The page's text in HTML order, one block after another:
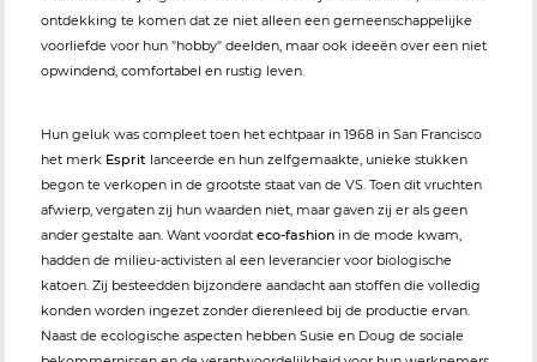
ontdekking te komen dat ze niet alleen een gemeenschappelijke
voorliefde voor hun "hobby" deelden, maar ook ideeën over een niet
opwindend, comfortabel en rustig leven.
Hun geluk was compleet toen het echtpaar in 1968 in San Francisco
het merk Esprit lanceerde en hun zelfgemaakte, unieke stukken
begon te verkopen in de grootste staat van de VS. Toen dit vruchten
afwierp, vergaten zij hun waarden niet, maar gaven zij er als geen
ander gestalte aan. Want voordat eco-fashion in de mode kwam,
hadden de milieu-activisten al een leverancier voor biologische
katoen. Zij besteedden bijzondere aandacht aan stoffen die volledig
konden worden ingezet zonder dierenleed bij de productie ervan.
Naast de ecologische aspecten hebben Susie en Doug de sociale